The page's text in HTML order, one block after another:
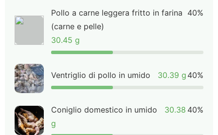
Pollo a carne leggera fritto in farina
(carne e pelle)
30.45 g
40%
Ventriglio di pollo in umido 30.39 g 40%
Coniglio domestico in umido
30.38
g
40%